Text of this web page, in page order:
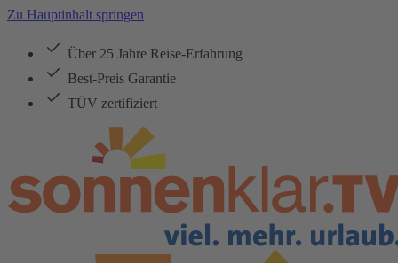
Zu Hauptinhalt springen
Über 25 Jahre Reise-Erfahrung
Best-Preis Garantie
TÜV zertifiziert